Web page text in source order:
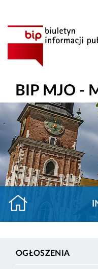
BIP MJO -
OGŁOSZENIA